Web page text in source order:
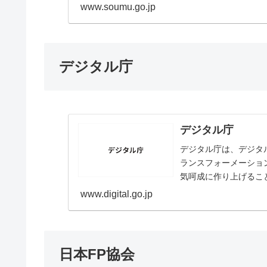
www.soumu.go.jp
デジタル庁
デジタル庁
デジタル庁は、デジタ
ランスフォーメーシ
気呵成に作り上げるこ
www.digital.go.jp
日本FP協会